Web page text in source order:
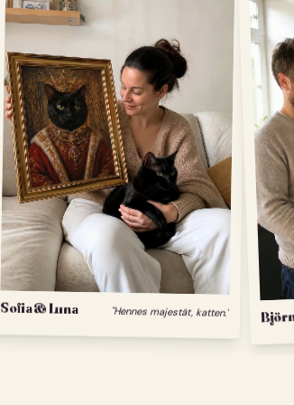
Sofia & Luna "Hennes majestät, katten."